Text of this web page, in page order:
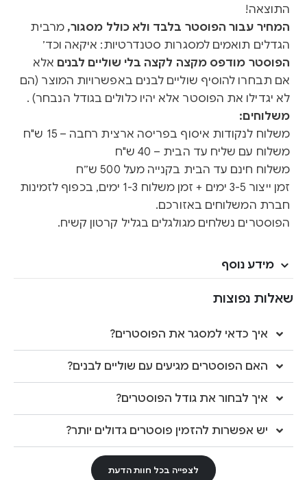
התוצאה!
המחיר עבור הפוסטר בלבד ולא כולל מסגור, מרבית
הגדלים תואמים למסגרות סטנדרטיות: איקאה וכד׳
הפוסטר מודפס מקצה לקצה בלי שוליים לבנים אלא
אם תבחרו להוסיף שוליים לבנים באפשרויות המוצר (הם
לא יגדילו את הפוסטר אלא יהיו כלולים בגודל הנבחר) .
משלוחים:
משלוח לנקודות איסוף בפריסה ארצית רחבה – 15 ש"ח
משלוח עם שליח עד הבית – 40 ש"ח
משלוח חינם עד הבית בקנייה מעל 500 ש״ח
זמן ייצור 3-5 ימים + זמן משלוח 1-3 ימים, בכפוף לזמינות
חברת המשלוחים באזורכם.
הפוסטרים נשלחים מגולגלים בגליל קרטון קשיח.
מידע נוסף
שאלות נפוצות
איך כדאי למסגר את הפוסטרים?
האם הפוסטרים מגיעים עם שוליים לבנים?
איך לבחור את גודל הפוסטרים?
יש אפשרות להזמין פוסטרים גדולים יותר?
לצפייה בכל חוות הדעת